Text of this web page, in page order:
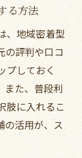
会
適になる
ポイント
メリット
る方法
、地域密着型
の評判や口コ
プしておく
また、普段利
肢に入れるこ
の活用が、ス